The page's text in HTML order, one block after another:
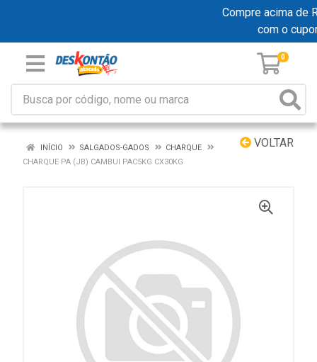
Compre acima de
com o
0
VOLTAR
INÍCIO SALGADOS-GADOS
CHARQUE
CHARQUE PA (JB) CAMBUI PAC5KG CX30KG